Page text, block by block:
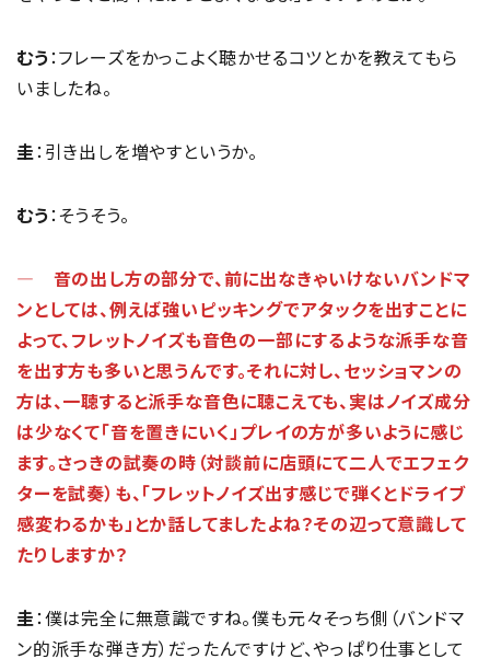
むう：フレーズをかっこよく聴かせるコツとかを教えてもら
いましたね。
圭：引き出しを増やすというか。
むう：そうそう。
― 音の出し方の部分で、前に出なきゃいけないバンドマ
ンとしては、例えば強いピッキングでアタックを出すことに
よって、フレットノイズも音色の一部にするような派手な音
を出す方も多いと思うんです。それに対し、セッショマンの
方は、一聴すると派手な音色に聴こえても、実はノイズ成分
は少なくて「音を置きにいく」プレイの方が多いように感じ
ます。さっきの試奏の時（対談前に店頭にて二人でエフェク
ターを試奏）も、「フレットノイズ出す感じで弾くとドライブ
感変わるかも」とか話してましたよね？その辺って意識して
たりしますか？
圭：僕は完全に無意識ですね。僕も元々そっち側（バンドマ
ン的派手な弾き方）だったんですけど、やっぱり仕事として